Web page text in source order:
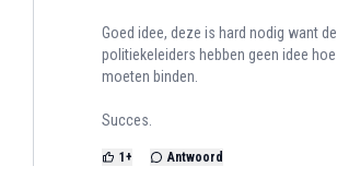
Goed idee, deze is hard nodig want
politiekeleiders hebben geen idee
moeten binden.
Succes.
1 + Antwoord